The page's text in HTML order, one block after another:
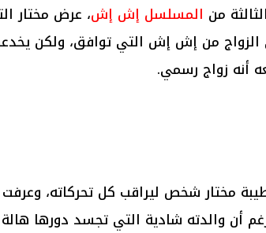
من المسلسل إش إش، عرض مختار
الزواج من إش إش التي توافق، ولكن
أنه زواج رسمي.
مختار شخص ليراقب كل تحركاته،
أن والدته شادية التي تجسد دورها